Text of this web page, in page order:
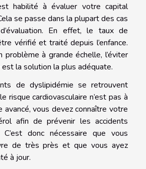
habilité à évaluer votre capital
se passe dans la plupart des cas
En effet, le taux de
vérifié et traité depuis l’enfance.
problème à grande échelle, l’éviter
la solution la plus adéquate.
de dyslipidémie se retrouvent
risque cardiovasculaire n’est pas à
avancé, vous devez connaître votre
afin de prévenir les accidents
C’est donc nécessaire que vous
de très près et que vous ayez
à jour.